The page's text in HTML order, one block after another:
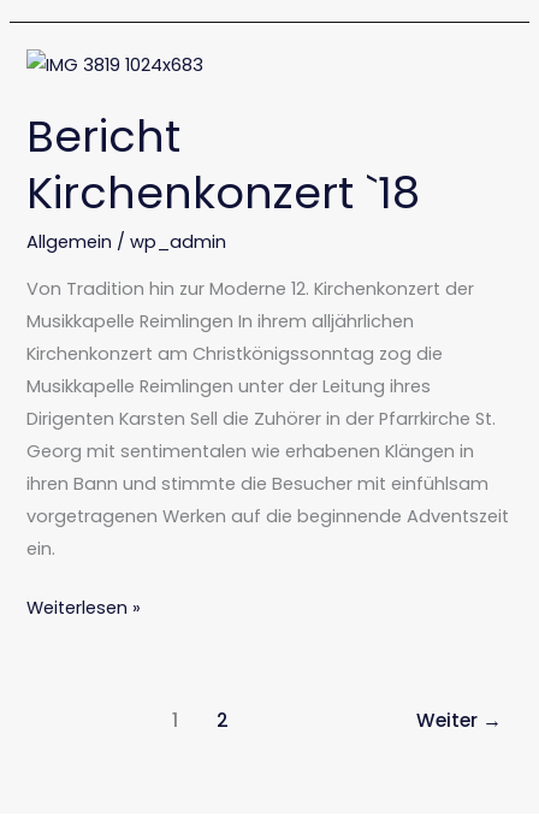
Bericht
Kirchenkonzert `18
Allgemein /wp_admin
Von Tradition hin zur Moderne 12. Kirchenkonzert der
Musikkapelle Reimlingen In ihrem alljährlichen
Kirchenkonzert am Christkönigssonntag zog die
Musikkapelle Reimlingen unter der Leitung ihres
Dirigenten Karsten Sell die Zuhörer in der Pfarrkirche St.
Georg mit sentimentalen wie erhabenen Klängen in
ihren Bann und stimmte die Besucher mit einfühlsam
vorgetragenen Werken auf die beginnende Adventszeit
ein.
Bericht
`18
Weiterlesen »
1 2 Weiter →